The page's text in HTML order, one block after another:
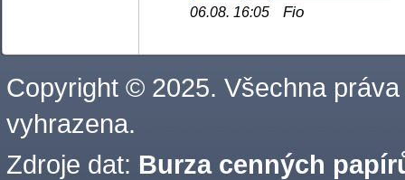
06.08. 16:05 Fio
Copyright © 2025. Všechna práva
vyhrazena.
Zdroje dat: Burza cenných